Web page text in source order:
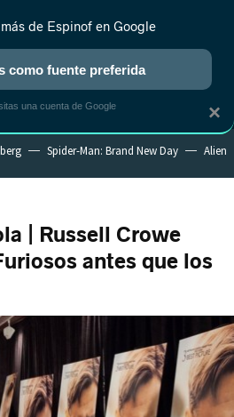
NUEVO
ANIME RANKINGS CINE
Spider-Man: Brand New Day Alien
| Russell Crowe
antes que los
×
de Espinof en Google
como fuente preferida
una cuenta de Google